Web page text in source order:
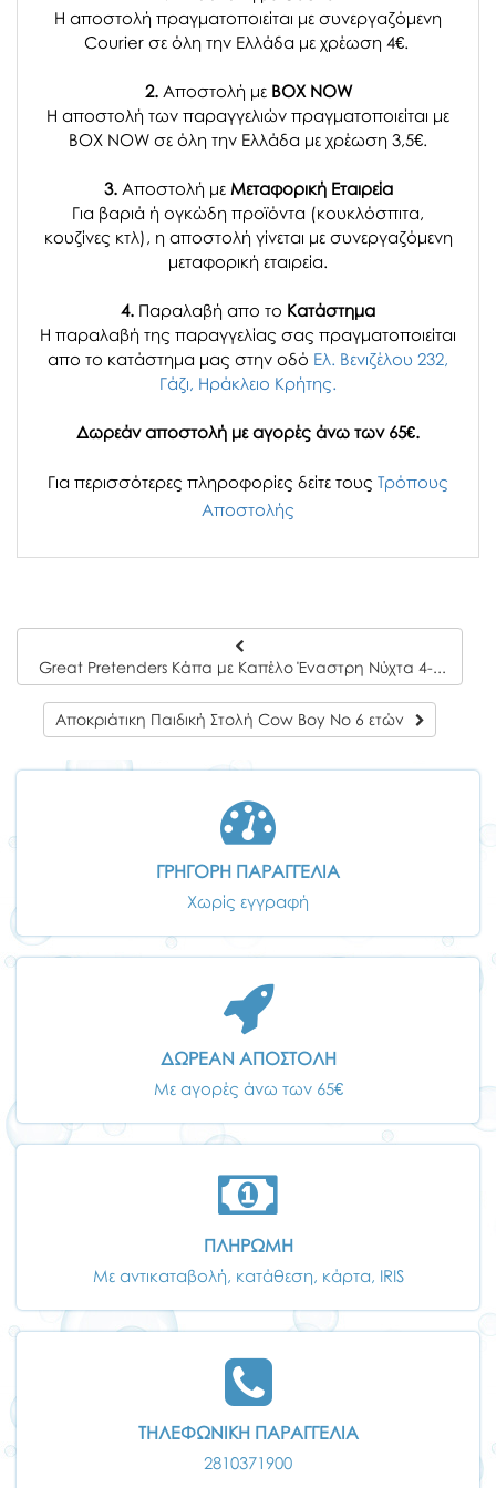
Η αποστολή πραγματοποιείται με συνεργαζόμενη
Courier σε όλη την Ελλάδα με χρέωση 4€.
2. Αποστολή μεBOX NOW
Η αποστολή των παραγγελιών πραγματοποιείται με
BOX NOW σε όλη την Ελλάδα με χρέωση 3,5€.
3. Αποστολή μεΜεταφορική Εταιρεία
Για βαριά ή ογκώδη προϊόντα (κουκλόσπιτα,
κουζίνες κτλ), η αποστολή γίνεται με συνεργαζόμενη
μεταφορική εταιρεία.
4. Παραλαβή απο το Κατάστημα
H παραλαβή της παραγγελίας σας πραγματοποιείται
απο το κατάστημα μας στην οδό Ελ. Βενιζέλου 232,
Γάζι, Ηράκλειο Κρήτης.
Δωρεάν αποστολή με αγορές άνω των 65€.
Για περισσότερες πληροφορίες δείτε τους Τρόπους
Αποστολής
Great Pretenders Κάπα με Καπέλο Έναστρη Νύχτα 4-6 ετών
Αποκριάτικη Παιδική Στολή Cow Boy Νο 6 ετών
ΓΡΗΓΟΡΗ ΠΑΡΑΓΓΕΛΙΑ
Χωρίς εγγραφή
ΔΩΡΕΑΝ ΑΠΟΣΤΟΛΗ
Με αγορές άνω των 65€
ΠΛΗΡΩΜΗ
Με αντικαταβολή, κατάθεση, κάρτα, IRIS
ΤΗΛΕΦΩΝΙΚΗ ΠΑΡΑΓΓΕΛΙΑ
2810371900